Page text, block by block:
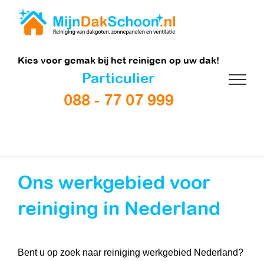
inhoud
Kies voor gemak bij het reinigen op uw dak!
Particulier
088 - 77 07 999
Ons werkgebied voor
reiniging in Nederland
Bent u op zoek naar reiniging werkgebied Nederland?